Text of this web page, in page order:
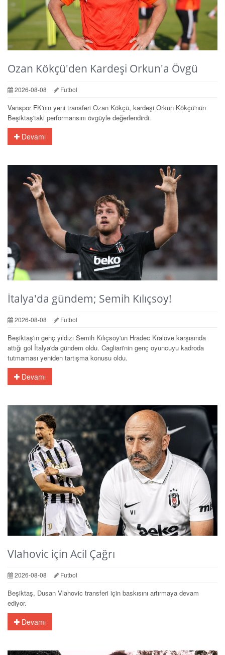
Ozan Kökçü'den Kardeşi Orkun'a Övgü
2026-08-08 Futbol
Vanspor FK'nın yeni transferi Ozan Kökçü, kardeşi Orkun Kökçü'nün
Beşiktaş'taki performansını övgüyle değerlendirdi.
Devamı
İtalya'da gündem; Semih Kılıçsoy!
2026-08-08 Futbol
Beşiktaş'ın genç yıldızı Semih Kılıçsoy'un Hradec Kralove karşısında
attığı gol İtalya'da gündem oldu. Cagliari'nin genç oyuncuyu kadroda
tutmaması yeniden tartışma konusu oldu.
Devamı
Vlahovic için Acil Çağrı
2026-08-08 Futbol
Beşiktaş, Dusan Vlahovic transferi için baskısını artırmaya devam
ediyor.
Devamı